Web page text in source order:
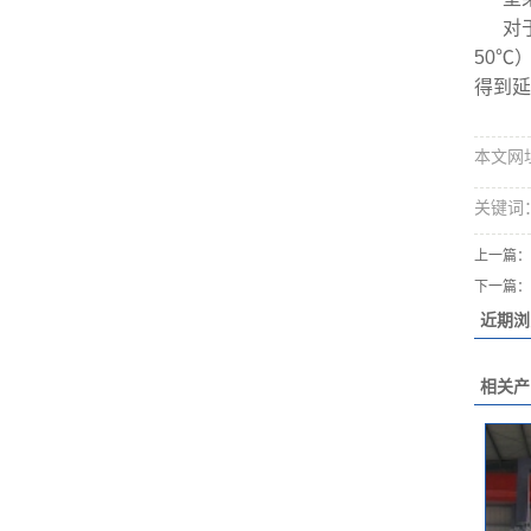
对
50℃）
得到
本文网
关键词
上一篇：
下一篇：
近期
相关